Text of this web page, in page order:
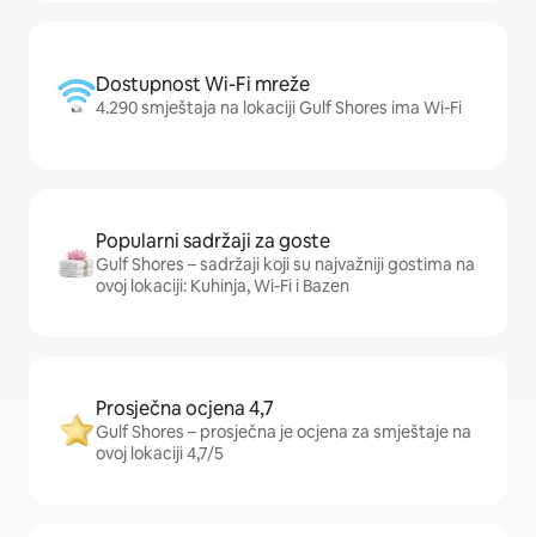
Dostupnost Wi-Fi mreže
4.290 smještaja na lokaciji Gulf Shores ima Wi-Fi
Popularni sadržaji za goste
Gulf Shores – sadržaji koji su najvažniji gostima na
ovoj lokaciji: Kuhinja, Wi-Fi i Bazen
Prosječna ocjena 4,7
Gulf Shores – prosječna je ocjena za smještaje na
ovoj lokaciji 4,7/5